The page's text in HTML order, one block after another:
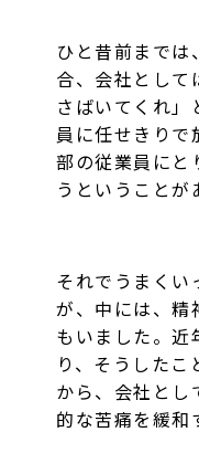
ひと昔前までは
合、会社として
さばいてくれ」
員に任せきり
部の従業員にと
うということが
それでうまくい
が、中には、精
もいました。近
り、そうしたこ
から、会社とし
的な苦痛を緩和